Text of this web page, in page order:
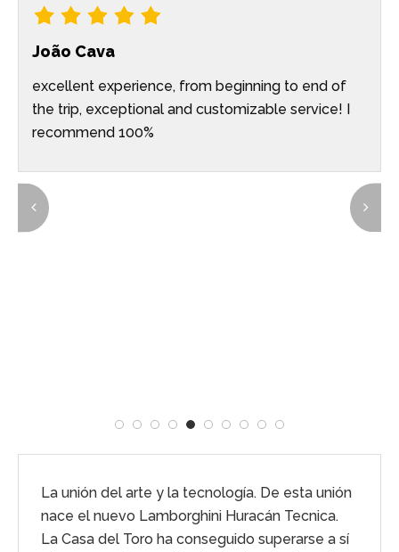
João Cava
excellent experience, from beginning to end of
the trip, exceptional and customizable service! I
recommend 100%
La unión del arte y la tecnología. De esta unión
nace el nuevo Lamborghini Huracán Tecnica.
La Casa del Toro ha conseguido superarse a sí